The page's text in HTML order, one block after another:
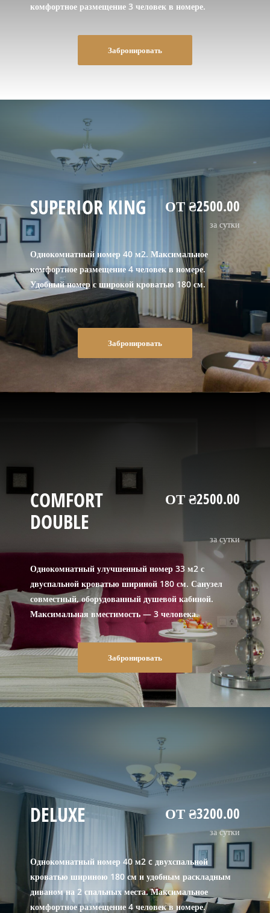
комфортное размещение 3 человек в номере.
Забронировать
SUPERIOR KING ОТ ₴2500.00
за сутки
Однокомнатный номер 40 м2. Максимальное
комфортное размещение 4 человек в номере.
Удобный номер с широкой кроватью 180 см.
Забронировать
COMFORT
DOUBLE
ОТ ₴2500.00
за сутки
Однокомнатный улучшенный номер 33 м2 с
двуспальной кроватью шириной 180 см. Санузел
совместный, оборудованный душевой кабиной.
Максимальная вместимость — 3 человека.
Забронировать
DELUXE ОТ ₴3200.00
за сутки
Однокомнатный номер 40 м2 c двухспальной
кроватью шириною 180 см и удобным раскладным
диваном на 2 спальных места. Максимальное
комфортное размещение 4 человек в номере.